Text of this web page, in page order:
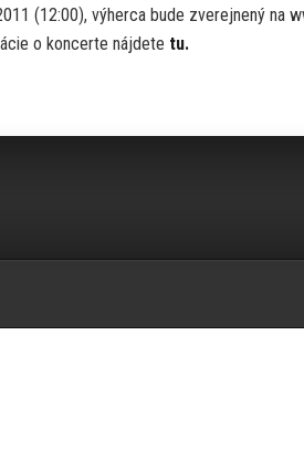
(12:00), výherca bude zverejnený na
o koncerte nájdete tu.